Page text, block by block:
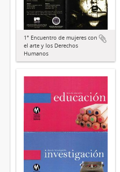
1° Encuentro de mujeres con
el arte y los Derechos
Humanos